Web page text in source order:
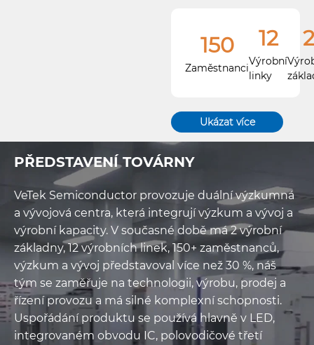
materiálů Čínské
akademie věd, založil
společnost se zaměřením
pro průmysl.
Mezi naše hlavní produkty
karbidu křemíku (SiC).,
povlaky z karbidu tantalu
(TaC).
sypký SiC, SiC
prášky a vysoce čisté SiC
materiály. Hlavními
produkty jsou grafitový
susceptor potažený SiC,
předehřívací kroužky,
150
Zaměstnanci
12
Výrobní
linky
Ukázat více
PŘEDSTAVENÍ TOVÁRNY
VeTek Semiconductor provozuje duální výzkumná
a vývojová centra, která integrují výzkum a vývoj a
výrobní kapacity. V současné době má 2 výrobní
základny, 12 výrobních linek, 150+ zaměstnanců,
výzkum a vývoj představoval více než 30 %, náš
tým se zaměřuje na technologii, výrobu, prodej a
řízení provozu a má silné komplexní schopnosti.
Uspořádání produktu se používá hlavně v LED,
integrovaném obvodu IC, polovodičové třetí